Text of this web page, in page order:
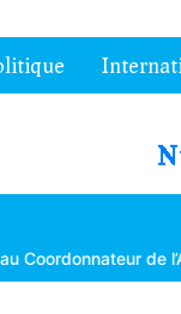
de l’Agropole de